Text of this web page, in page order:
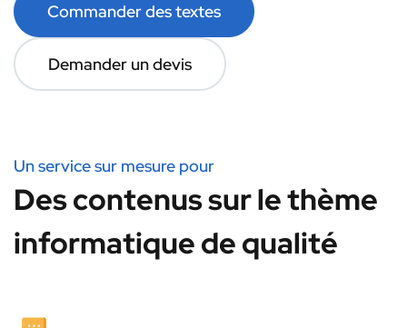
Commander des textes
Demander un devis
Un service sur mesure pour
Des contenus sur le thème
informatique de qualité